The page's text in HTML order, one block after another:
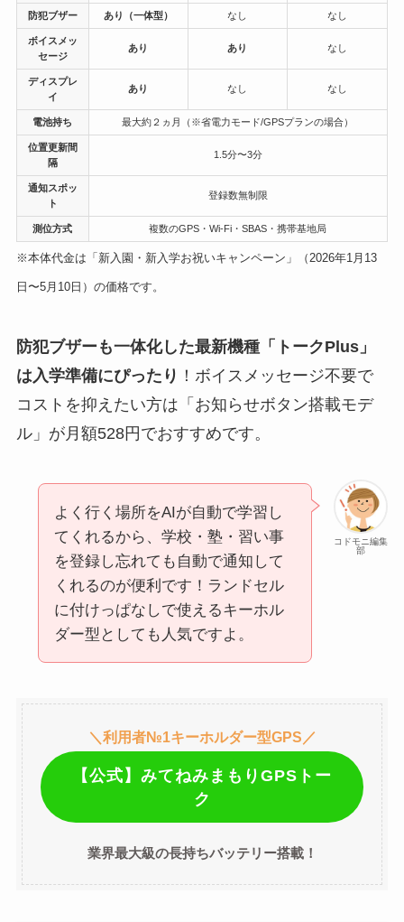
防犯ブザー あり（一体型） なし なし
ボイスメッ
セージ
あり あり なし
ディスプレ
イ
あり なし なし
電池持ち 最大約２ヵ月（※省電力モード/GPSプランの場合）
位置更新間
隔
1.5分〜3分
通知スポッ
ト
登録数無制限
測位方式 複数のGPS・Wi-Fi・SBAS・携帯基地局
※本体代金は「新入園・新入学お祝いキャンペーン」（2026年1月13
日〜5月10日）の価格です。
防犯ブザーも一体化した最新機種「トークPlus」
は入学準備にぴったり ！ボイスメッセージ不要で
コストを抑えたい方は「お知らせボタン搭載モデ
ル」が月額528円でおすすめです。
コドモニ編集
部
よく行く場所をAIが自動で学習し
てくれるから、学校・塾・習い事
を登録し忘れても自動で通知して
くれるのが便利です！ランドセル
に付けっぱなしで使えるキーホル
ダー型としても人気ですよ。
＼利用者№1キーホルダー型GPS／
【公式】みてねみまもりGPSトー
ク
業界最大級の長持ちバッテリー搭載！